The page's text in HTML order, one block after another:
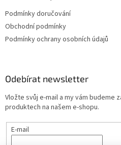
Podmínky doručování
Obchodní podmínky
Podmínky ochrany osobních údajů
Odebírat newsletter
Vložte svůj e-mail a my vám budeme
produktech na našem e-shopu.
E-mail